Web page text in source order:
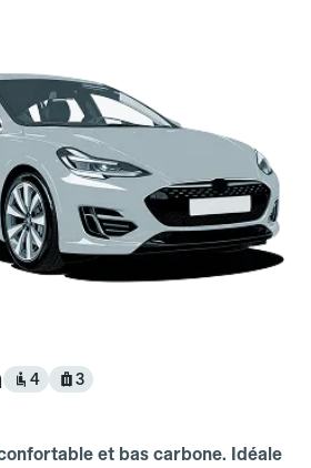
4 3
et bas carbone. Idéale